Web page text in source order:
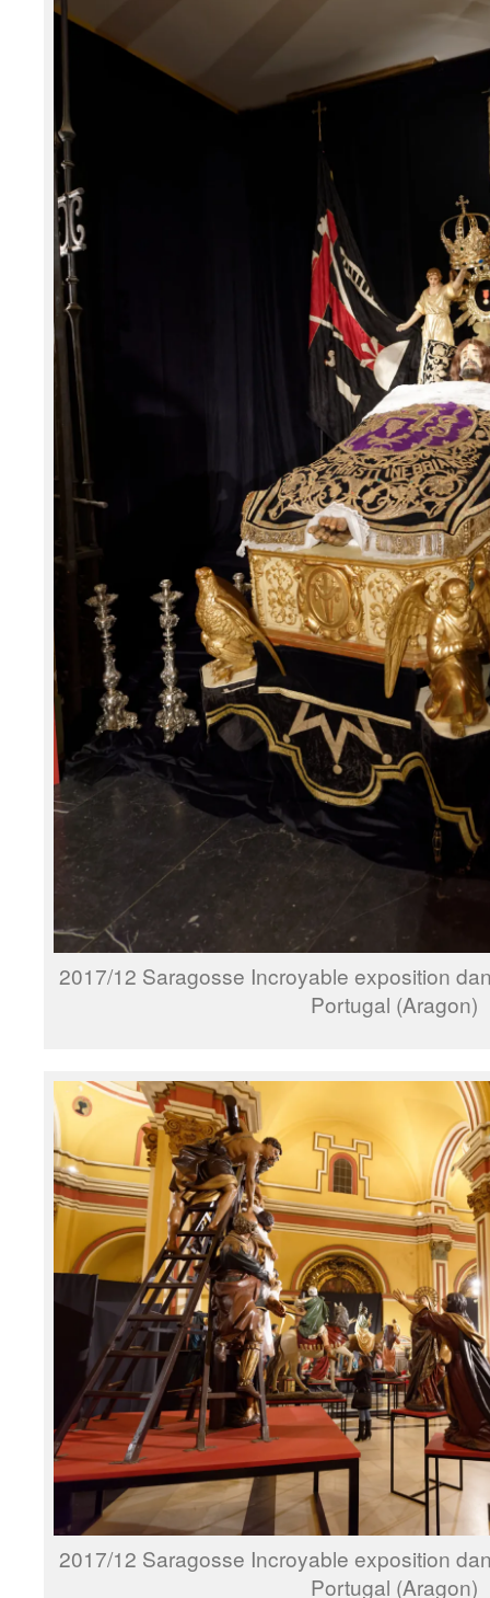
2017/12 Saragosse Incroyable exposition
Portugal (Aragon)
2017/12 Saragosse Incroyable exposition
Portugal (Aragon)